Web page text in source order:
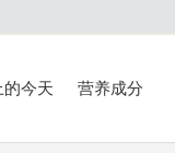
今天 营养成分